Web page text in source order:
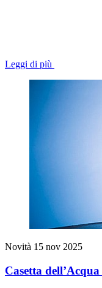
Leggi di più
Novità 15 nov 2025
Casetta